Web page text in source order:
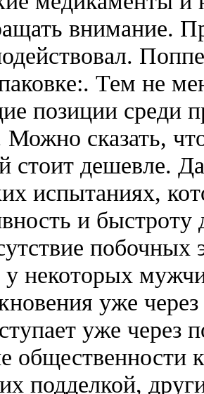
внимание.
Тем не
позиции среди
сказать,
стоит дешевле.
испытаниях,
и
у некоторых
уже
уже через
общественности
подделкой,